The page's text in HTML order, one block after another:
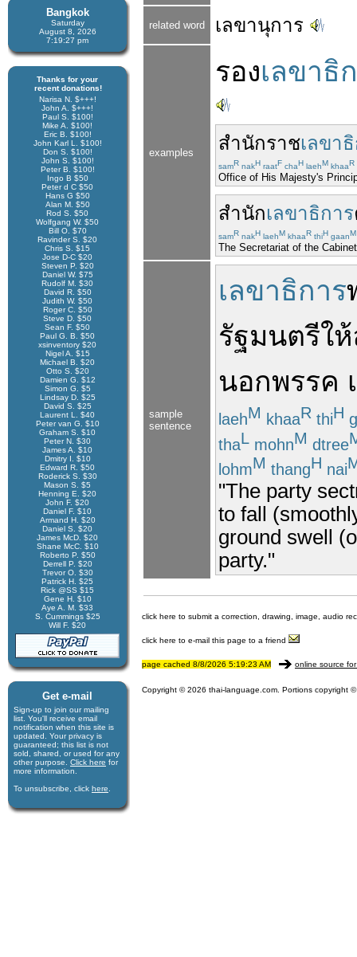
Bangkok
Saturday
August 8, 2026
7:19:27 pm
Thanks for your
recent donations!
Narisa N. $+++!
John A. $+++!
Paul S. $100!
Mike A. $100!
Eric B. $100!
John Karl L. $100!
Don S. $100!
John S. $100!
Peter B. $100!
Ingo B $50
Peter d C $50
Hans G $50
Alan M. $50
Rod S. $50
Wolfgang W. $50
Bill O. $70
Ravinder S. $20
Chris S. $15
Jose D-C $20
Steven P. $20
Daniel W. $75
Rudolf M. $30
David R. $50
Judith W. $50
Roger C. $50
Steve D. $50
Sean F. $50
Paul G. B. $50
xsinventory $20
Nigel A. $15
Michael B. $20
Otto S. $20
Damien G. $12
Simon G. $5
Lindsay D. $25
David S. $25
Laurent L. $40
Peter van G. $10
Graham S. $10
Peter N. $30
James A. $10
Dmitry I. $10
Edward R. $50
Roderick S. $30
Mason S. $5
Henning E. $20
John F. $20
Daniel F. $10
Armand H. $20
Daniel S. $20
James McD. $20
Shane McC. $10
Roberto P. $50
Derrell P. $20
Trevor O. $30
Patrick H. $25
Rick @SS $15
Gene H. $10
Aye A. M. $33
S. Cummings $25
Will F. $20
Get e-mail
Sign-up to join our mail­ing
list. You'll receive e­mail
notification when this site is
updated. Your privacy is
guaran­teed; this list is not
sold, shared, or used for any
other purpose. Click here for
more infor­mation.
To unsubscribe, click here
related word เลขานุการ
examples
รองเลขาธิ
สำนักราชเลขา
samR nakH raatF chaH laehM khaaR
Office of His Majesty's
สำนักเลขาธิการ
samR nakH laehM khaaR thiH gaanM
The Secretariat of the Cabinet
sample
sentence
เลขาธิการ
รัฐมนตรีให้
นอกพรรค
laehM khaaR thiH
thaL mohnM dtree
lohmM thangH nai
"The party
to fall
ground swell
party."
click here to submit a correction, drawing, image, audio
click here to e-mail this page to a friend
page cached 8/8/2026 5:19:23 AM online source
Copyright © 2026 thai-language.com. Portions copyright